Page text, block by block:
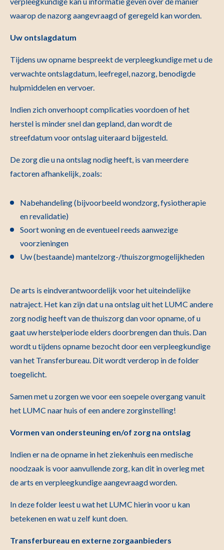
waarop de nazorg aangevraagd of geregeld kan worden.
Uw ontslagdatum
Tijdens uw opname bespreekt de verpleegkundige met u de
verwachte ontslagdatum, leefregel, nazorg, benodigde
hulpmiddelen en vervoer.
Indien zich onverhoopt complicaties voordoen of het
herstel is minder snel dan gepland, dan wordt de
streefdatum voor ontslag uiteraard bijgesteld.
De zorg die u na ontslag nodig heeft, is van meerdere
factoren afhankelijk, zoals:
Nabehandeling (bijvoorbeeld wondzorg, fysiotherapie
en revalidatie)
Soort woning en de eventueel reeds aanwezige
voorzieningen
Uw (bestaande) mantelzorg-/thuiszorgmogelijkheden
De arts is eindverantwoordelijk voor het uiteindelijke
natraject. Het kan zijn dat u na ontslag uit het LUMC andere
zorg nodig heeft van de thuiszorg dan voor opname, of u
gaat uw herstelperiode elders doorbrengen dan thuis. Dan
wordt u tijdens opname bezocht door een verpleegkundige
van het Transferbureau. Dit wordt verderop in de folder
toegelicht.
Samen met u zorgen we voor een soepele overgang vanuit
het LUMC naar huis of een andere zorginstelling!
Vormen van ondersteuning en/of zorg na ontslag
Indien er na de opname in het ziekenhuis een medische
noodzaak is voor aanvullende zorg, kan dit in overleg met
de arts en verpleegkundige aangevraagd worden.
In deze folder leest u wat het LUMC hierin voor u kan
betekenen en wat u zelf kunt doen.
Transferbureau en externe zorgaanbieders